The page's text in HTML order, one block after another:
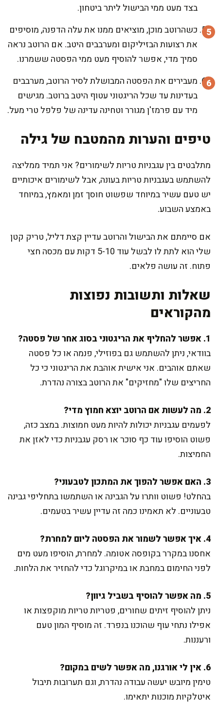
בצד מעט ממי הבישול ליתר ביטחון.
כשהרוטב מוכן, מוציאים ממנו את עלה הדפנה, מוסיפים
את רצועות הבזיליקום ומערבבים היטב. אם הרוטב נראה
סמיך מדי, אפשר להוסיף מעט ממי הפסטה ששמרנו.
מעבירים את הפסטה המבושלת לסיר הרוטב, מערבבים
בעדינות עד שכל הריגטוני עטוף היטב ברוטב. מגישים
מיד עם פרמז'ן מגורר וטחינה עדינה של פלפל טרי מעל.
טיפים והערות מהמטבח של גילה
מתלבטים בין עגבניות טריות לשימורים? אני תמיד ממליצה
להשתמש בעגבניות טריות בעונה, אבל לשימורים איכותיים
יש טעם עשיר במיוחד שפשוט חוסך זמן ומאמץ, במיוחד
באמצע השבוע.
אם סיימתם את הבישול והרוטב עדיין קצת דליל, טריק קטן
שלי הוא לתת לו לבשל עוד 5-10 דקות עם מכסה חצי
פתוח. זה עושה פלאים.
שאלות ותשובות נפוצות
מהקוראים
1. אפשר להחליף את הריגטוני בסוג אחר של פסטה?
בוודאי, ניתן להשתמש גם בפוזילי, פנמה או כל פסטה
שאתם אוהבים. אני אישית אוהבת את הריגטוני כי כל
החריצים שלו "מחזיקים" את הרוטב בצורה נהדרת.
2. מה לעשות אם הרוטב יוצא חמוץ מדי?
לפעמים עגבניות יכולות להיות מעט חמוצות. במצב כזה,
פשוט הוסיפו עוד כף סוכר או רסק עגבניות כדי לאזן את
החמיצות.
3. האם אפשר להפוך את המתכון לטבעוני?
בהחלט! פשוט וותרו על הגבינה או השתמשו בתחליפי גבינה
טבעוניים. לא תאמינו כמה זה עדיין עשיר בטעמים.
4. איך אפשר לשמור את הפסטה ליום למחרת?
אחסנו במקרר בקופסה אטומה. למחרת, הוסיפו מעט מים
לפני החימום במחבת או במיקרוגל כדי להחזיר את הלחות.
5. מה אפשר להוסיף בשביל גיוון?
ניתן להוסיף זיתים שחורים, פטריות טריות מוקפצות או
אפילו נתחי עוף שהוכנו בנפרד. זה מוסיף המון טעם
ורעננות.
6. אין לי אורגנו, מה אפשר לשים במקום?
טימין מיובש יעשה עבודה נהדרת, וגם תערובות תיבול
איטלקיות מוכנות יתאימו.